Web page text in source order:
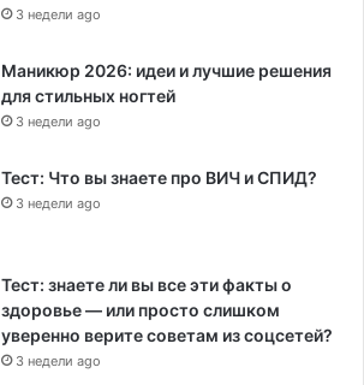
3 недели ago
Маникюр 2026: идеи и лучшие решения
для стильных ногтей
3 недели ago
Тест: Что вы знаете про ВИЧ и СПИД?
3 недели ago
Тест: знаете ли вы все эти факты о
здоровье — или просто слишком
уверенно верите советам из соцсетей?
3 недели ago